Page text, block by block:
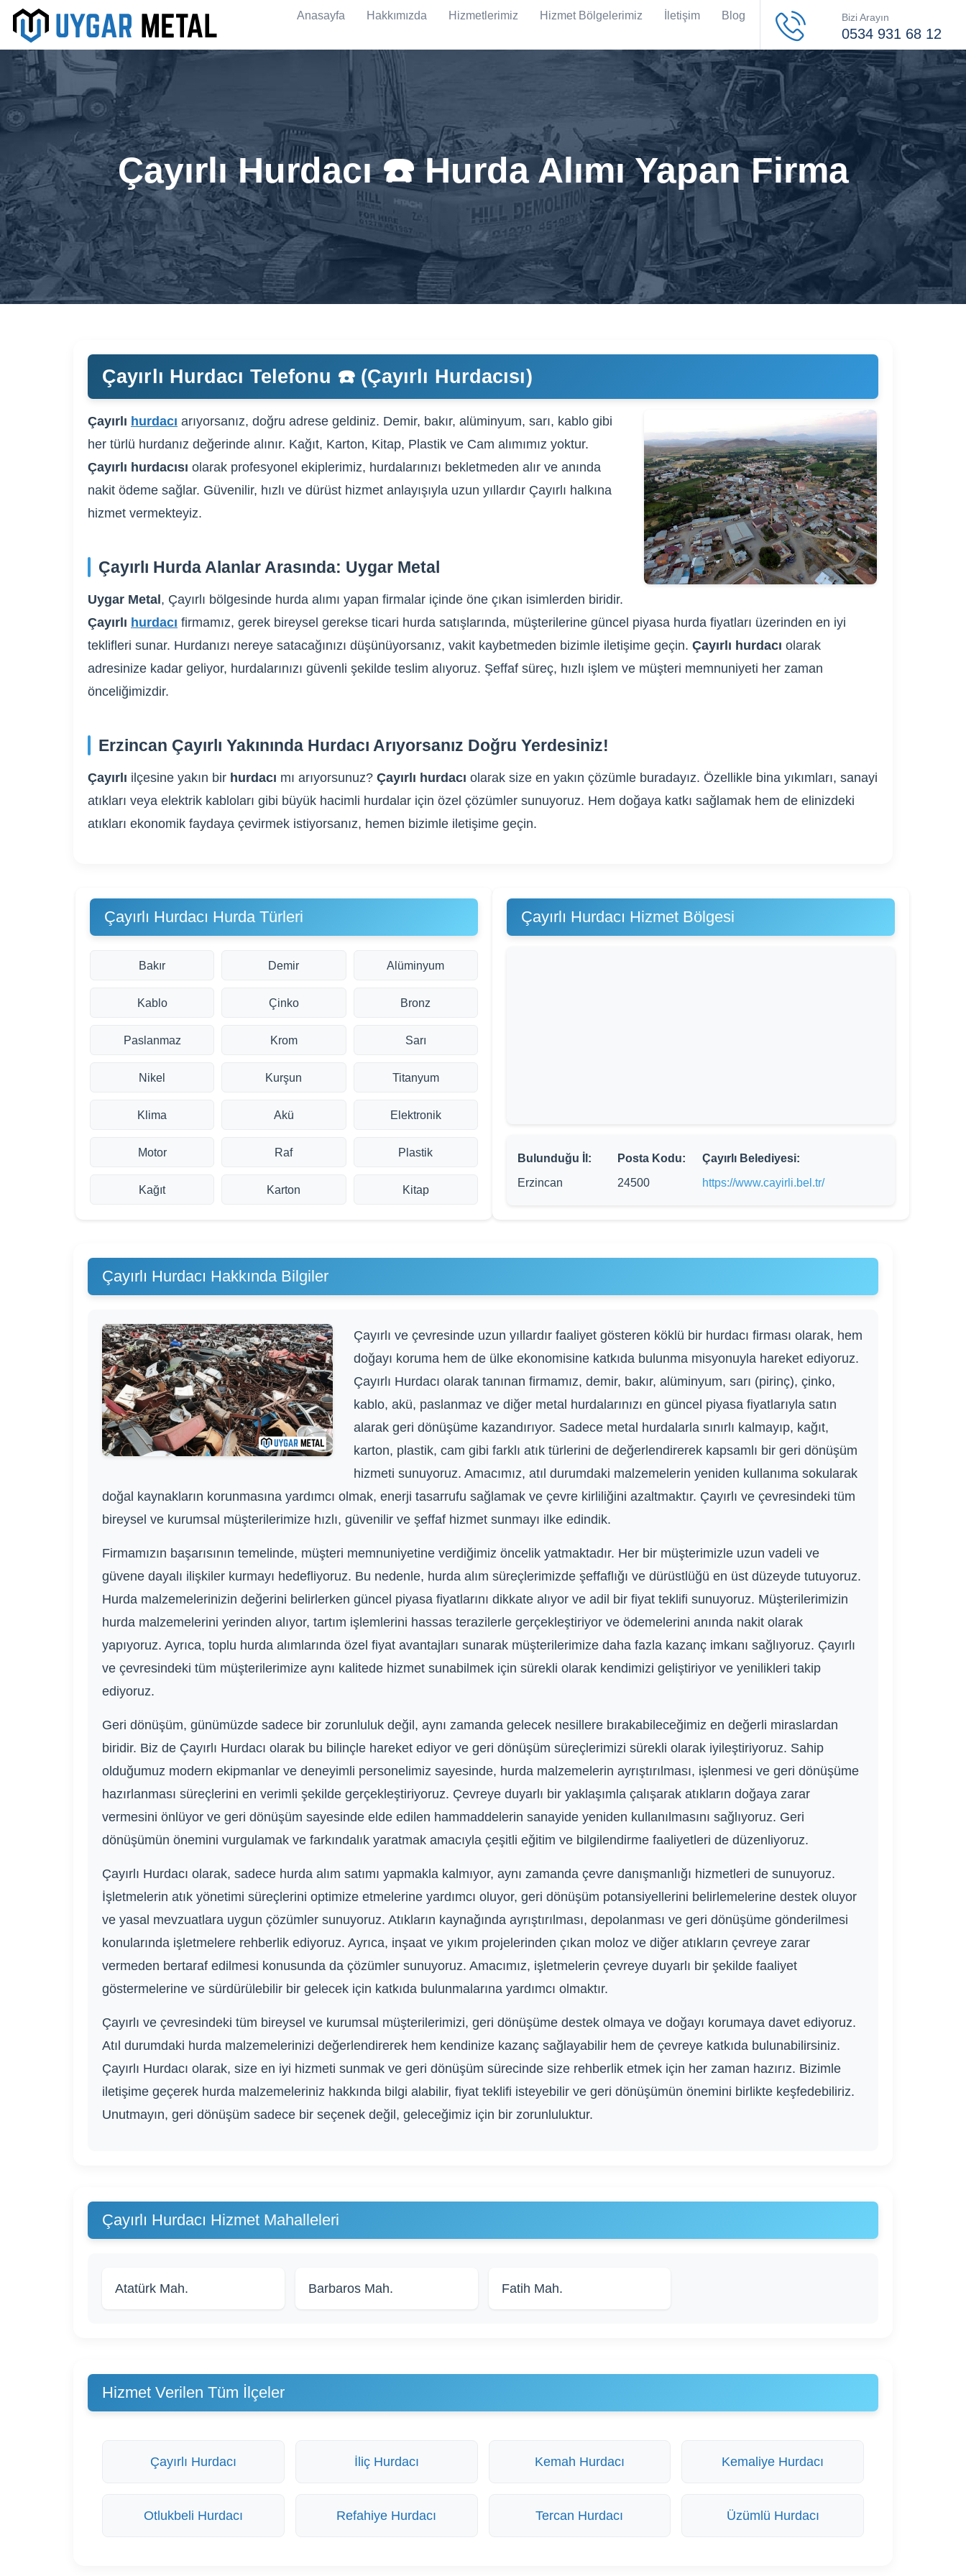
Anasayfa Hakkımızda Hizmetlerimiz Hizmet Bölgelerimiz İletişim Blog Bizi Arayın
0534 931 68 12
Çayırlı Hurdacı ☎️ Hurda Alımı Yapan Firma
Çayırlı Hurdacı Telefonu ☎️ (Çayırlı Hurdacısı)
Çayırlı hurdacı arıyorsanız, doğru adrese geldiniz. Demir, bakır, alüminyum, sarı, kablo gibi
her türlü hurdanız değerinde alınır. Kağıt, Karton, Kitap, Plastik ve Cam alımımız yoktur.
Çayırlı hurdacısı olarak profesyonel ekiplerimiz, hurdalarınızı bekletmeden alır ve anında
nakit ödeme sağlar. Güvenilir, hızlı ve dürüst hizmet anlayışıyla uzun yıllardır Çayırlı halkına
hizmet vermekteyiz.
Çayırlı Hurda Alanlar Arasında: Uygar Metal
Uygar Metal , Çayırlı bölgesinde hurda alımı yapan firmalar içinde öne çıkan isimlerden biridir.
Çayırlı hurdacı firmamız, gerek bireysel gerekse ticari hurda satışlarında, müşterilerine güncel piyasa hurda fiyatları üzerinden en iyi
teklifleri sunar. Hurdanızı nereye satacağınızı düşünüyorsanız, vakit kaybetmeden bizimle iletişime geçin. Çayırlı hurdacı olarak
adresinize kadar geliyor, hurdalarınızı güvenli şekilde teslim alıyoruz. Şeffaf süreç, hızlı işlem ve müşteri memnuniyeti her zaman
önceliğimizdir.
Erzincan Çayırlı Yakınında Hurdacı Arıyorsanız Doğru Yerdesiniz!
Çayırlı ilçesine yakın bir hurdacı mı arıyorsunuz? Çayırlı hurdacı olarak size en yakın çözümle buradayız. Özellikle bina yıkımları, sanayi
atıkları veya elektrik kabloları gibi büyük hacimli hurdalar için özel çözümler sunuyoruz. Hem doğaya katkı sağlamak hem de elinizdeki
atıkları ekonomik faydaya çevirmek istiyorsanız, hemen bizimle iletişime geçin.
Çayırlı Hurdacı Hurda Türleri
Bakır Demir Alüminyum
Kablo Çinko Bronz
Paslanmaz Krom Sarı
Nikel Kurşun Titanyum
Klima Akü Elektronik
Motor Raf Plastik
Kağıt Karton Kitap
Çayırlı Hurdacı Hizmet Bölgesi
Bulunduğu İl:
Erzincan
Posta Kodu:
24500
Çayırlı Belediyesi:
https://www.cayirli.bel.tr/
Çayırlı Hurdacı Hakkında Bilgiler
Çayırlı ve çevresinde uzun yıllardır faaliyet gösteren köklü bir hurdacı firması olarak, hem
doğayı koruma hem de ülke ekonomisine katkıda bulunma misyonuyla hareket ediyoruz.
Çayırlı Hurdacı olarak tanınan firmamız, demir, bakır, alüminyum, sarı (pirinç), çinko,
kablo, akü, paslanmaz ve diğer metal hurdalarınızı en güncel piyasa fiyatlarıyla satın
alarak geri dönüşüme kazandırıyor. Sadece metal hurdalarla sınırlı kalmayıp, kağıt,
karton, plastik, cam gibi farklı atık türlerini de değerlendirerek kapsamlı bir geri dönüşüm
hizmeti sunuyoruz. Amacımız, atıl durumdaki malzemelerin yeniden kullanıma sokularak
doğal kaynakların korunmasına yardımcı olmak, enerji tasarrufu sağlamak ve çevre kirliliğini azaltmaktır. Çayırlı ve çevresindeki tüm
bireysel ve kurumsal müşterilerimize hızlı, güvenilir ve şeffaf hizmet sunmayı ilke edindik.
Firmamızın başarısının temelinde, müşteri memnuniyetine verdiğimiz öncelik yatmaktadır. Her bir müşterimizle uzun vadeli ve
güvene dayalı ilişkiler kurmayı hedefliyoruz. Bu nedenle, hurda alım süreçlerimizde şeffaflığı ve dürüstlüğü en üst düzeyde tutuyoruz.
Hurda malzemelerinizin değerini belirlerken güncel piyasa fiyatlarını dikkate alıyor ve adil bir fiyat teklifi sunuyoruz. Müşterilerimizin
hurda malzemelerini yerinden alıyor, tartım işlemlerini hassas terazilerle gerçekleştiriyor ve ödemelerini anında nakit olarak
yapıyoruz. Ayrıca, toplu hurda alımlarında özel fiyat avantajları sunarak müşterilerimize daha fazla kazanç imkanı sağlıyoruz. Çayırlı
ve çevresindeki tüm müşterilerimize aynı kalitede hizmet sunabilmek için sürekli olarak kendimizi geliştiriyor ve yenilikleri takip
ediyoruz.
Geri dönüşüm, günümüzde sadece bir zorunluluk değil, aynı zamanda gelecek nesillere bırakabileceğimiz en değerli miraslardan
biridir. Biz de Çayırlı Hurdacı olarak bu bilinçle hareket ediyor ve geri dönüşüm süreçlerimizi sürekli olarak iyileştiriyoruz. Sahip
olduğumuz modern ekipmanlar ve deneyimli personelimiz sayesinde, hurda malzemelerin ayrıştırılması, işlenmesi ve geri dönüşüme
hazırlanması süreçlerini en verimli şekilde gerçekleştiriyoruz. Çevreye duyarlı bir yaklaşımla çalışarak atıkların doğaya zarar
vermesini önlüyor ve geri dönüşüm sayesinde elde edilen hammaddelerin sanayide yeniden kullanılmasını sağlıyoruz. Geri
dönüşümün önemini vurgulamak ve farkındalık yaratmak amacıyla çeşitli eğitim ve bilgilendirme faaliyetleri de düzenliyoruz.
Çayırlı Hurdacı olarak, sadece hurda alım satımı yapmakla kalmıyor, aynı zamanda çevre danışmanlığı hizmetleri de sunuyoruz.
İşletmelerin atık yönetimi süreçlerini optimize etmelerine yardımcı oluyor, geri dönüşüm potansiyellerini belirlemelerine destek oluyor
ve yasal mevzuatlara uygun çözümler sunuyoruz. Atıkların kaynağında ayrıştırılması, depolanması ve geri dönüşüme gönderilmesi
konularında işletmelere rehberlik ediyoruz. Ayrıca, inşaat ve yıkım projelerinden çıkan moloz ve diğer atıkların çevreye zarar
vermeden bertaraf edilmesi konusunda da çözümler sunuyoruz. Amacımız, işletmelerin çevreye duyarlı bir şekilde faaliyet
göstermelerine ve sürdürülebilir bir gelecek için katkıda bulunmalarına yardımcı olmaktır.
Çayırlı ve çevresindeki tüm bireysel ve kurumsal müşterilerimizi, geri dönüşüme destek olmaya ve doğayı korumaya davet ediyoruz.
Atıl durumdaki hurda malzemelerinizi değerlendirerek hem kendinize kazanç sağlayabilir hem de çevreye katkıda bulunabilirsiniz.
Çayırlı Hurdacı olarak, size en iyi hizmeti sunmak ve geri dönüşüm sürecinde size rehberlik etmek için her zaman hazırız. Bizimle
iletişime geçerek hurda malzemeleriniz hakkında bilgi alabilir, fiyat teklifi isteyebilir ve geri dönüşümün önemini birlikte keşfedebiliriz.
Unutmayın, geri dönüşüm sadece bir seçenek değil, geleceğimiz için bir zorunluluktur.
Çayırlı Hurdacı Hizmet Mahalleleri
Atatürk Mah. Barbaros Mah. Fatih Mah.
Hizmet Verilen Tüm İlçeler
Çayırlı Hurdacı İliç Hurdacı Kemah Hurdacı Kemaliye Hurdacı
Otlukbeli Hurdacı Refahiye Hurdacı Tercan Hurdacı Üzümlü Hurdacı